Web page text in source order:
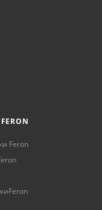
Feron